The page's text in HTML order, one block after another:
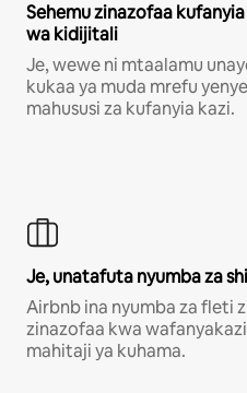
Sehemu zinazofaa
wa kidijitali
Je, wewe ni mtaalamu
kukaa ya muda mrefu
mahususi za kufanyia kazi.
Je, unatafuta nyumba za
Airbnb ina nyumba za fleti
zinazofaa kwa
mahitaji ya kuhama.